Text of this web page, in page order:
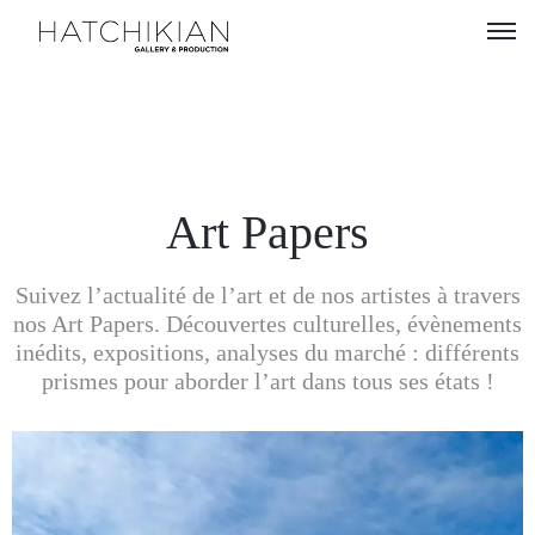
Visitez
notre
Art
Magazine
Art Papers
Suivez l’actualité de l’art et de nos artistes à travers
nos Art Papers. Découvertes culturelles, évènements
inédits, expositions, analyses du marché : différents
prismes pour aborder l’art dans tous ses états !